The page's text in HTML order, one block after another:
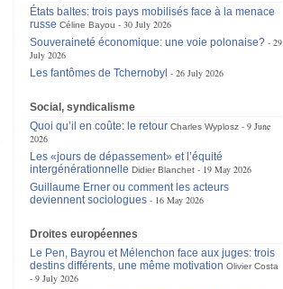
États baltes: trois pays mobilisés face à la menace
russe Céline Bayou
30 July 2026
Souveraineté économique: une voie polonaise?
29
July 2026
Les fantômes de Tchernobyl
26 July 2026
Social, syndicalisme
Quoi qu’il en coûte: le retour Charles Wyplosz
9 June
2026
Les «jours de dépassement» et l’équité
intergénérationnelle Didier Blanchet
19 May 2026
Guillaume Erner ou comment les acteurs
deviennent sociologues
16 May 2026
Droites européennes
Le Pen, Bayrou et Mélenchon face aux juges: trois
destins différents, une même motivation Olivier Costa
9 July 2026